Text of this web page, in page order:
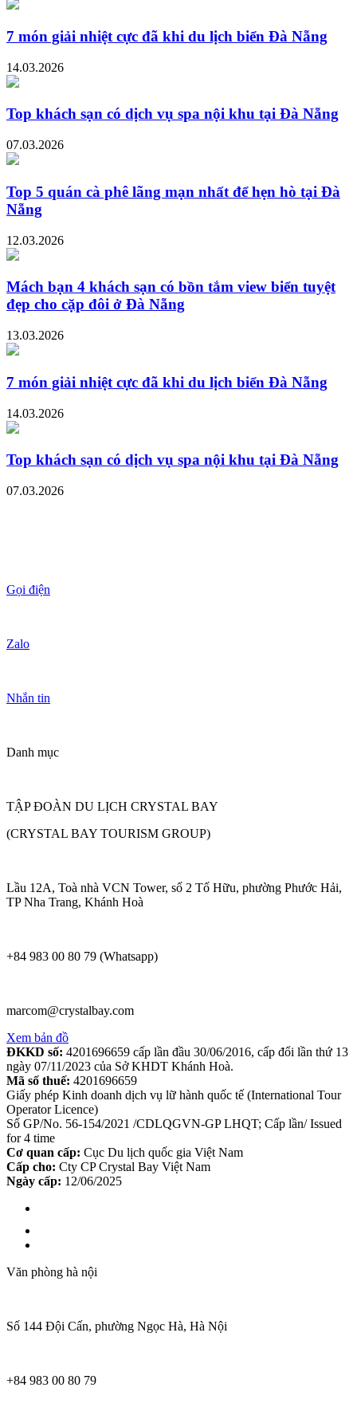
7 món giải nhiệt cực đã khi du lịch biển Đà Nẵng
14.03.2026
Top khách sạn có dịch vụ spa nội khu tại Đà Nẵng
07.03.2026
Top 5 quán cà phê lãng mạn nhất để hẹn hò tại Đà
Nẵng
12.03.2026
Mách bạn 4 khách sạn có bồn tắm view biển tuyệt
đẹp cho cặp đôi ở Đà Nẵng
13.03.2026
7 món giải nhiệt cực đã khi du lịch biển Đà Nẵng
14.03.2026
Top khách sạn có dịch vụ spa nội khu tại Đà Nẵng
07.03.2026
Gọi điện
Zalo
Nhắn tin
Danh mục
TẬP ĐOÀN DU LỊCH CRYSTAL BAY
(CRYSTAL BAY TOURISM GROUP)
Lầu 12A, Toà nhà VCN Tower, số 2 Tố Hữu, phường Phước Hải,
TP Nha Trang, Khánh Hoà
+84 983 00 80 79 (Whatsapp)
marcom@crystalbay.com
Xem bản đồ
ĐKKD số: 4201696659 cấp lần đầu 30/06/2016, cấp đổi lần thứ 13
ngày 07/11/2023 của Sở KHDT Khánh Hoà.
Mã số thuế: 4201696659
Giấy phép Kinh doanh dịch vụ lữ hành quốc tế (International Tour
Operator Licence)
Số GP/No. 56-154/2021 /CDLQGVN-GP LHQT; Cấp lần/ Issued
for 4 time
Cơ quan cấp: Cục Du lịch quốc gia Việt Nam
Cấp cho: Cty CP Crystal Bay Việt Nam
Ngày cấp: 12/06/2025
Văn phòng hà nội
Số 144 Đội Cấn, phường Ngọc Hà, Hà Nội
+84 983 00 80 79